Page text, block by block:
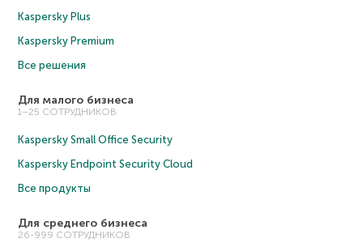
Kaspersky Plus
Kaspersky Premium
Все решения
Для малого бизнеса
1–25 СОТРУДНИКОВ
Kaspersky Small Office Security
Kaspersky Endpoint Security Cloud
Все продукты
Для среднего бизнеса
26-999 СОТРУДНИКОВ